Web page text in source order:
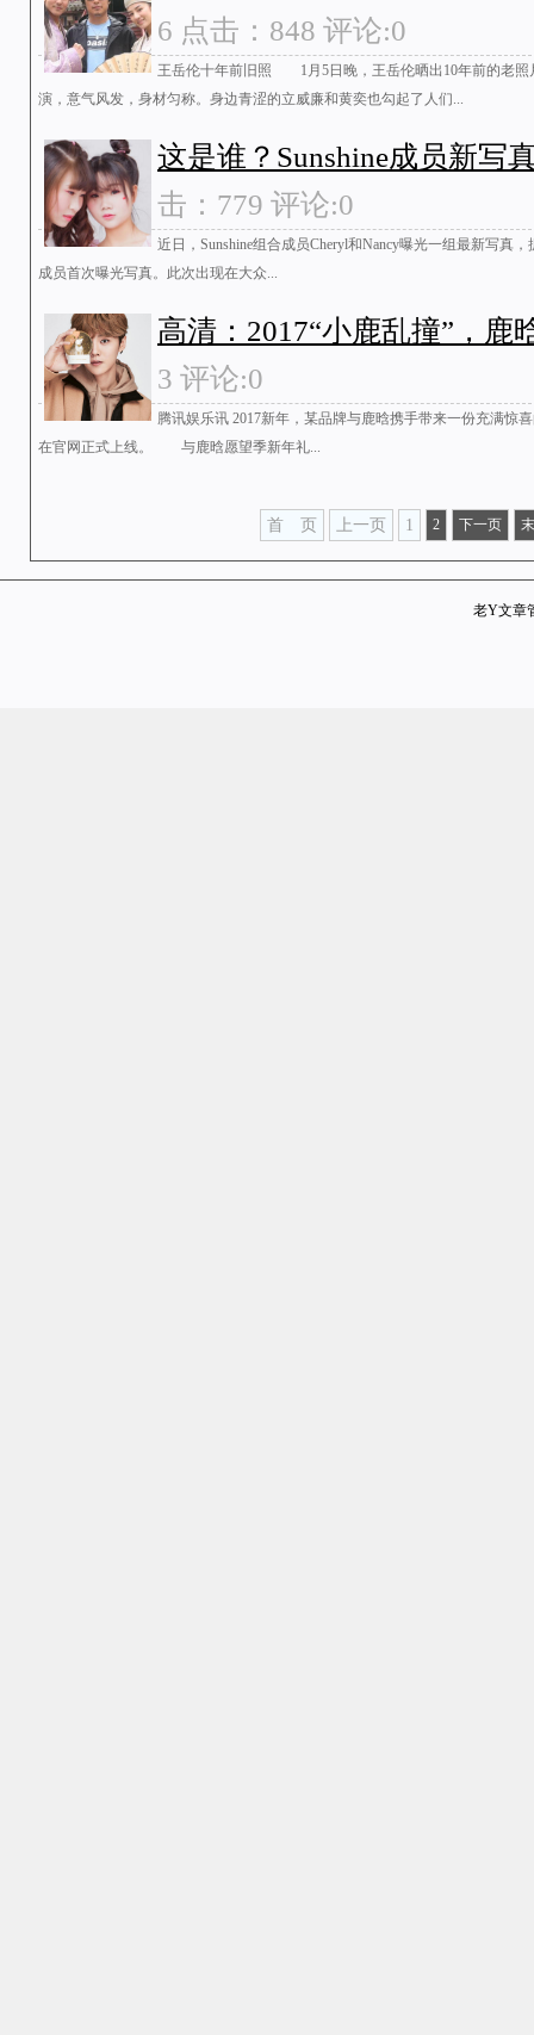
6 点击：848 评论:0
王岳伦十年前旧照 1月5日晚，王岳伦晒出10年前的老照
演，意气风发，身材匀称。身边青涩的立威廉和黄奕也勾起了人们...
这是谁？Sunshine成员新写
击：779 评论:0
近日，Sunshine组合成员Cheryl和Nancy曝光一组最新写真
成员首次曝光写真。此次出现在大众...
高清：2017“小鹿乱撞”，鹿
3 评论:0
腾讯娱乐讯 2017新年，某品牌与鹿晗携手带来一份充满惊
在官网正式上线。 与鹿晗愿望季新年礼...
首 页 上一页 1 2 下一页
老Y文章